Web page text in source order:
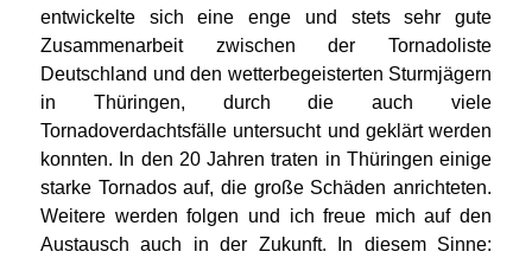
entwickelte sich eine enge und stets sehr gute
Zusammenarbeit zwischen der Tornadoliste
Deutschland und den wetterbegeisterten Sturmjägern
in Thüringen, durch die auch viele
Tornadoverdachtsfälle untersucht und geklärt werden
konnten. In den 20 Jahren traten in Thüringen einige
starke Tornados auf, die große Schäden anrichteten.
Weitere werden folgen und ich freue mich auf den
Austausch auch in der Zukunft. In diesem Sinne: